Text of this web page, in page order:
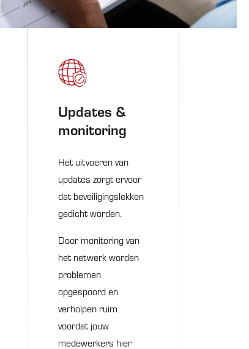
Updates &
monitoring
Het uitvoeren van
updates zorgt ervoor
dat beveiligingslekken
gedicht worden.
Door monitoring van
het netwerk worden
problemen
opgespoord en
verholpen ruim
voordat jouw
medewerkers hier